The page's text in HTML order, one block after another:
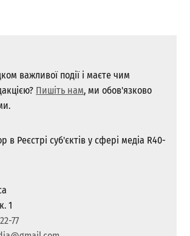
важливої ​​події і маєте чим
Пишіть нам, ми обов'язково
в Реєстрі суб'єктів у сфері медіа R40-
1
77